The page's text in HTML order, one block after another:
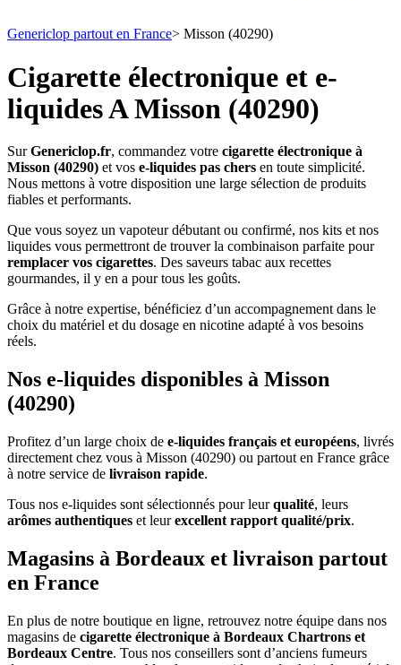
Genericlop partout en France> Misson (40290)
Cigarette électronique et e-
liquides A Misson (40290)
SurGenericlop.fr, commandez votre cigarette électronique à
Misson (40290) et vos e-liquides pas chers en toute simplicité.
Nous mettons à votre disposition une large sélection de produits
fiables et performants.
Que vous soyez un vapoteur débutant ou confirmé, nos kits et nos
liquides vous permettront de trouver la combinaison parfaite pour
remplacer vos cigarettes. Des saveurs tabac aux recettes
gourmandes, il y en a pour tous les goûts.
Grâce à notre expertise, bénéficiez d’un accompagnement dans le
choix du matériel et du dosage en nicotine adapté à vos besoins
réels.
Nos e-liquides disponibles à Misson
(40290)
Profitez d’un large choix de e-liquides français et européens, livrés
directement chez vous à Misson (40290) ou partout en France grâce
à notre service de livraison rapide.
Tous nos e-liquides sont sélectionnés pour leurqualité, leurs
arômes authentiques et leurexcellent rapport qualité/prix.
Magasins à Bordeaux et livraison partout
en France
En plus de notre boutique en ligne, retrouvez notre équipe dans nos
magasins de cigarette électronique à Bordeaux Chartrons et
Bordeaux Centre. Tous nos conseillers sont d’anciens fumeurs